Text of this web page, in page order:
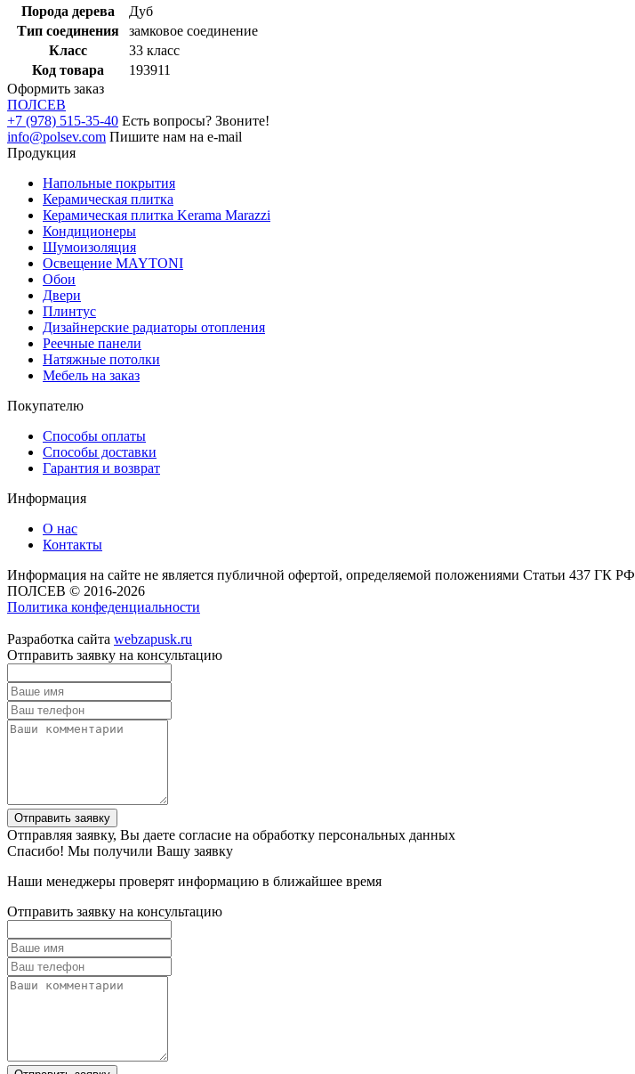
Порода дерева
Дуб
Тип соединения
замковое соединение
Класс
33 класс
Код товара
193911
Оформить заказ
ПОЛСЕВ
+7 (978) 515-35-40 Есть вопросы? Звоните!
info@polsev.com Пишите нам на e-mail
Продукция
Напольные покрытия
Керамическая плитка
Керамическая плитка Kerama Marazzi
Кондиционеры
Шумоизоляция
Освещение MAYTONI
Обои
Двери
Плинтус
Дизайнерские радиаторы отопления
Реечные панели
Натяжные потолки
Мебель на заказ
Покупателю
Способы оплаты
Способы доставки
Гарантия и возврат
Информация
О нас
Контакты
Информация на сайте не является публичной офертой, определяемой положениями Статьи 437 ГК РФ
ПОЛСЕВ © 2016-2026
Политика конфеденциальности
Разработка сайта webzapusk.ru
Отправить заявку на консультацию
Отправить заявку
Отправляя заявку, Вы даете согласие на обработку персональных данных
Спасибо! Мы получили Вашу заявку
Наши менеджеры проверят информацию в ближайшее время
Отправить заявку на консультацию